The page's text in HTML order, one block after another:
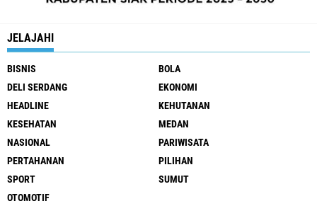
JELAJAHI
BISNIS
BOLA
DELI SERDANG
EKONOMI
HEADLINE
KEHUTANAN
KESEHATAN
MEDAN
NASIONAL
PARIWISATA
PERTAHANAN
PILIHAN
SPORT
SUMUT
OTOMOTIF